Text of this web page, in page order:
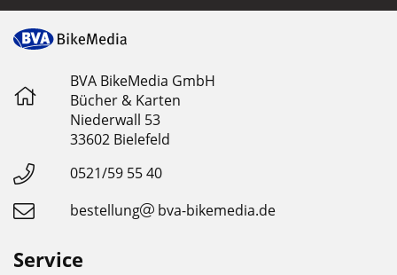
BVA BikeMedia GmbH
Bücher & Karten
Niederwall 53
33602 Bielefeld
0521/59 55 40
bestellung
bva-bikemedia.de
Service